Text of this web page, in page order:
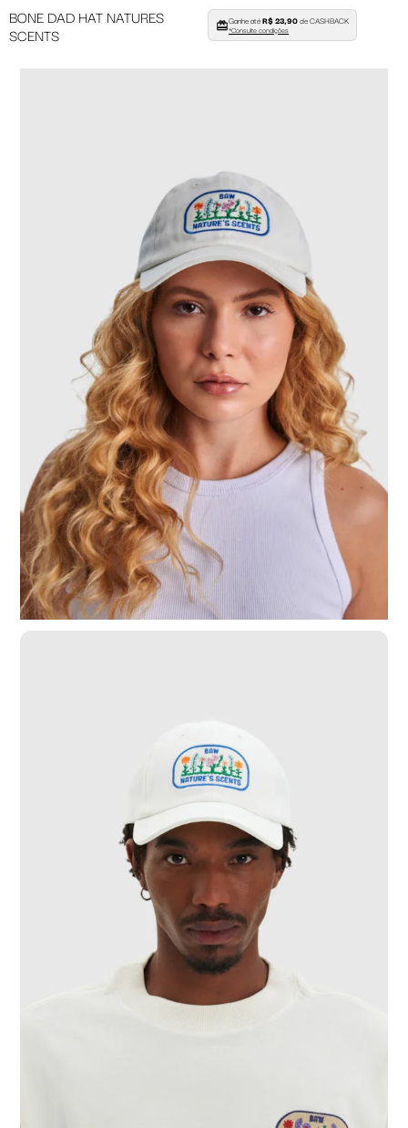
BONE DAD HAT NATURES
SCENTS
Ganhe atéR$ 23,90de CASHBACK
*Consulte condições